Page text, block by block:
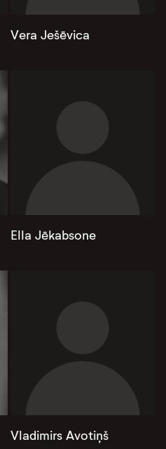
Vera Ješēvica
Ella Jēkabsone
Vladimirs Avotiņš